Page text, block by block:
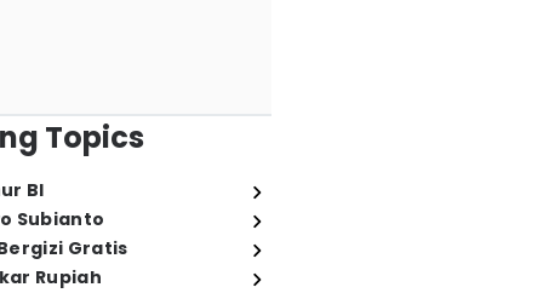
Topics
BI
Subianto
Gratis
Rupiah